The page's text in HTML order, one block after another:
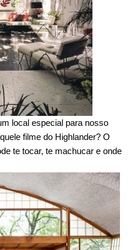
local especial para nosso
filme do Highlander? O
te tocar, te machucar e onde